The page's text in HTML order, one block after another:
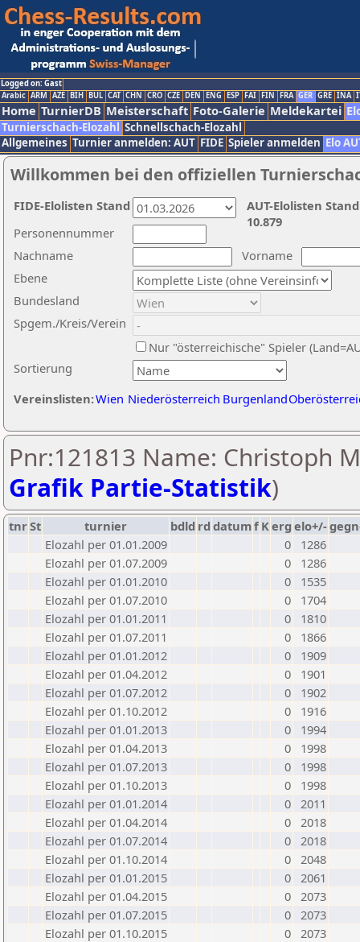
Logged on: Gast
Arabic ARM AZE BIH BUL CAT CHN CRO CZE DEN ENG ESP FAI FIN FRA GER GRE INA
Home TurnierDB Meisterschaft Foto-Galerie Meldekartei
Turnierschach-Elozahl Schnellschach-Elozahl
Allgemeines Turnier anmelden: AUT FIDE Spieler anmelden Elo
Willkommen bei den offiziellen
Nachname
Vorname
Ebene
Sortierung
Personennummer
Bundesland
Spgem./Kreis/Verein
Nur "österreichische" Spieler
Vereinslisten:Wien Niederösterreich Burgenland
AUT-Elolisten
10.879
FIDE-Elolisten Stand
Pnr:121813 Name: Christoph
Grafik Partie-Statistik)
tnrSt turnier bdld rd datumf Kerg elo+/-
Elozahl per 01.01.2009
0
1286
Elozahl per 01.07.2009
0
1286
Elozahl per 01.01.2010
0
1535
Elozahl per 01.07.2010
0
1704
Elozahl per 01.01.2011
0
1810
Elozahl per 01.07.2011
0
1866
Elozahl per 01.01.2012
0
1909
Elozahl per 01.04.2012
0
1901
Elozahl per 01.07.2012
0
1902
Elozahl per 01.10.2012
0
1916
Elozahl per 01.01.2013
0
1994
Elozahl per 01.04.2013
0
1998
Elozahl per 01.07.2013
0
1998
Elozahl per 01.10.2013
0
1998
Elozahl per 01.01.2014
0 2011
Elozahl per 01.04.2014
0 2018
Elozahl per 01.07.2014
0 2018
Elozahl per 01.10.2014
0 2048
Elozahl per 01.01.2015
0 2061
Elozahl per 01.04.2015
0 2073
Elozahl per 01.07.2015
0 2073
Elozahl per 01.10.2015
0 2073